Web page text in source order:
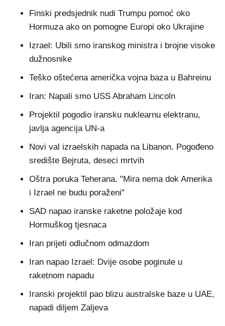
Finski predsjednik nudi Trumpu pomoć oko
Hormuza ako on pomogne Europi oko Ukrajine
Izrael: Ubili smo iranskog ministra i brojne visoke
dužnosnike
Teško oštećena američka vojna baza u Bahreinu
Iran: Napali smo USS Abraham Lincoln
Projektil pogodio iransku nuklearnu elektranu,
javlja agencija UN-a
Novi val izraelskih napada na Libanon. Pogođeno
središte Bejruta, deseci mrtvih
Oštra poruka Teherana. "Mira nema dok Amerika
i Izrael ne budu poraženi"
SAD napao iranske raketne položaje kod
Hormuškog tjesnaca
Iran prijeti odlučnom odmazdom
Iran napao Izrael: Dvije osobe poginule u
raketnom napadu
Iranski projektil pao blizu australske baze u UAE,
napadi diljem Zaljeva